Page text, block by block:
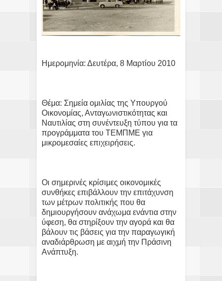
Ημερομηνία: Δευτέρα, 8 Μαρτίου 2010
Θέμα: Σημεία ομιλίας της Υπουργού
Οικονομίας, Ανταγωνιστικότητας και
Ναυτιλίας στη συνέντευξη τύπου για τα
προγράμματα του ΤΕΜΠΜΕ για
μικρομεσαίες επιχειρήσεις.
Οι σημερινές κρίσιμες οικονομικές
συνθήκες επιβάλλουν την επιτάχυνση
των μέτρων πολιτικής που θα
δημιουργήσουν ανάχωμα ενάντια στην
ύφεση, θα στηρίξουν την αγορά και θα
βάλουν τις βάσεις για την παραγωγική
αναδιάρθρωση με αιχμή την Πράσινη
Ανάπτυξη.